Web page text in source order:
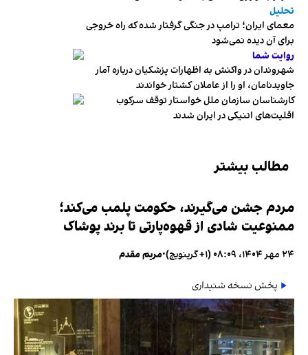
تحلیل
معمای ایران؛ ترامپ در جنگی گرفتار شده که راه خروجی
برای آن دیده نمی‌شود
روایت شما
شهروندان در واکنش به اظهارات پزشکیان درباره آمار
جاویدنامان، او را از عاملان کشتار خواندند
کارشناسان سازمان ملل خواستار توقف سرکوب
اقلیت‌های اتنیکی در ایران شدند
مطالب بیشتر
مردم جشن می‌گیرند، حکومت پلمب می‌کند؛
ممنوعیت شادی از قهوه‌پارتی تا برند پوشاک
۲۴ مهر ۱۴۰۴، ۰۸:۰۹ (‎+۱ گرینویچ) •مریم مقدم
پخش نسخه شنیداری